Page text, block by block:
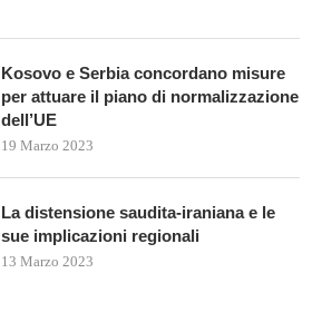
Kosovo e Serbia concordano misure
per attuare il piano di normalizzazione
dell’UE
19 Marzo 2023
La distensione saudita-iraniana e le
sue implicazioni regionali
13 Marzo 2023